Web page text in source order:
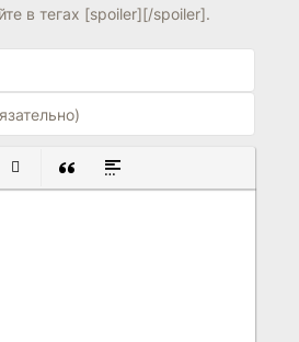
в тегах [spoiler][/spoiler].
ЗАЧЕРКНУТЫЙ
ВСТАВКА ЦИТАТЫ
ВСТАВКА СПОЙЛЕРА